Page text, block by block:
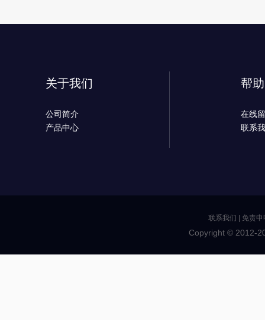
关于我们
公司简介
产品中心
帮
在线
联系
联系我们 免责申
Copyright © 2012-